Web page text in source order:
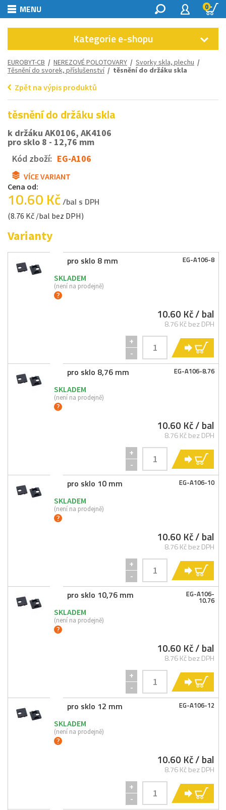
MENU 0
Kategorie e-shopu
EUROBYT-CB / NEREZOVÉ POLOTOVARY / Svorky skla, plechu /
Těsnění do svorek, příslušenství/ těsnění do držáku skla
Zpět na výpis produktů
těsnění do držáku skla
k držáku AK0106, AK4106
pro sklo 8 - 12,76 mm
Kód zboží: EG-A106
VÍCE VARIANT
Cena od:
10.60 Kč/bal s DPH
(8.76 Kč /bal bez DPH)
Varianty
EG-A106-8
pro sklo 8 mm
SKLADEM
(není na prodejně)
10.60 Kč/ bal
8.76 Kč bez DPH
+
-
EG-A106-8.76
pro sklo 8,76 mm
SKLADEM
(není na prodejně)
10.60 Kč/ bal
8.76 Kč bez DPH
+
-
EG-A106-10
pro sklo 10 mm
SKLADEM
(není na prodejně)
10.60 Kč/ bal
8.76 Kč bez DPH
+
-
EG-A106-
10.76
pro sklo 10,76 mm
SKLADEM
(není na prodejně)
10.60 Kč/ bal
8.76 Kč bez DPH
+
-
EG-A106-12
pro sklo 12 mm
SKLADEM
(není na prodejně)
10.60 Kč/ bal
8.76 Kč bez DPH
+
-